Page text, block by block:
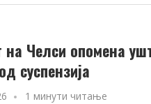
на Челси опомена
суспензија
1 минути читање